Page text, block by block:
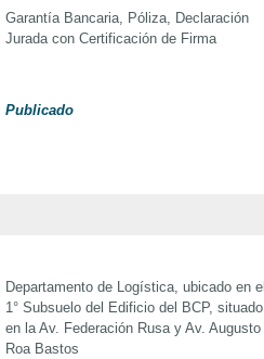
Garantía Bancaria, Póliza, Declaración
Jurada con Certificación de Firma
Publicado
Departamento de Logística, ubicado en el
1° Subsuelo del Edificio del BCP, situado
en la Av. Federación Rusa y Av. Augusto
Roa Bastos